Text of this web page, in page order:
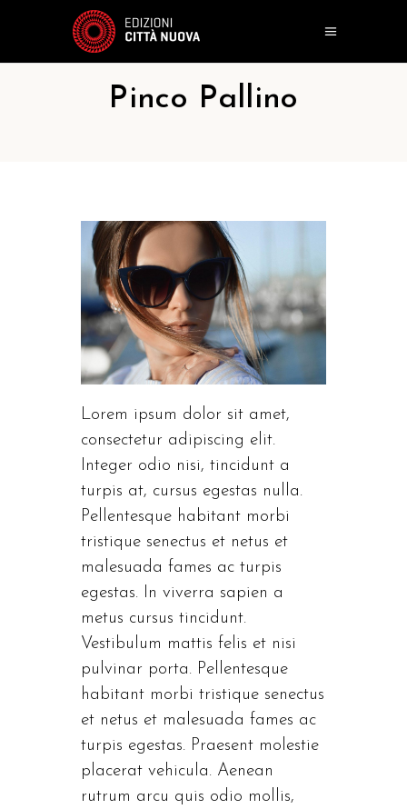
Pinco Pallino
Lorem ipsum dolor sit amet,
consectetur adipiscing elit.
Integer odio nisi, tincidunt a
turpis at, cursus egestas nulla.
Pellentesque habitant morbi
tristique senectus et netus et
malesuada fames ac turpis
egestas. In viverra sapien a
metus cursus tincidunt.
Vestibulum mattis felis et nisi
pulvinar porta. Pellentesque
habitant morbi tristique senectus
et netus et malesuada fames ac
turpis egestas. Praesent molestie
placerat vehicula. Aenean
rutrum arcu quis odio mollis,